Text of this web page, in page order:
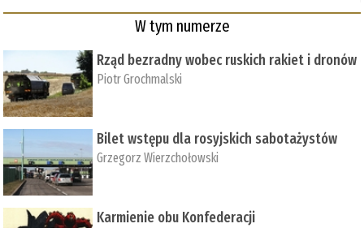
W tym numerze
Rząd bezradny wobec ruskich rakiet i dronów
Piotr Grochmalski
Bilet wstępu dla rosyjskich sabotażystów
Grzegorz Wierzchołowski
Karmienie obu Konfederacji